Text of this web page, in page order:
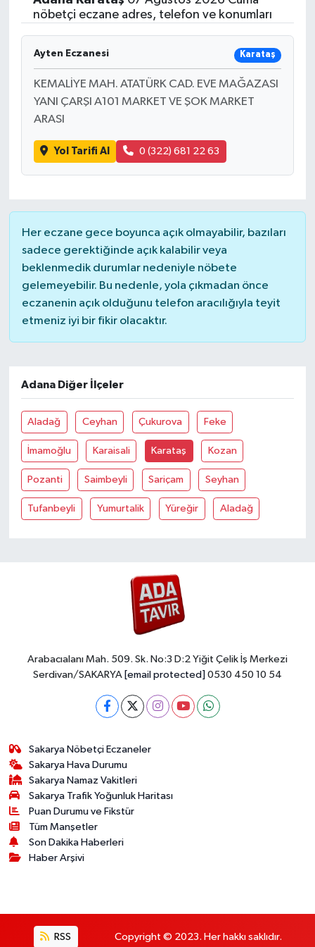
nöbetçi eczane adres, telefon ve konumları
Ayten Eczanesi Karataş
KEMALİYE MAH. ATATÜRK CAD. EVE MAĞAZASI
YANI ÇARŞI A101 MARKET VE ŞOK MARKET
ARASI
Yol Tarifi Al 0 (322) 681 22 63
Her eczane gece boyunca açık olmayabilir, bazıları
sadece gerektiğinde açık kalabilir veya
beklenmedik durumlar nedeniyle nöbete
gelemeyebilir. Bu nedenle, yola çıkmadan önce
eczanenin açık olduğunu telefon aracılığıyla teyit
etmeniz iyi bir fikir olacaktır.
Adana Diğer İlçeler
Aladağ Ceyhan Çukurova Feke
İmamoğlu Karaisali Karataş Kozan
Pozanti Saimbeyli Sariçam Seyhan
Tufanbeyli Yumurtalik Yüreğir Aladağ
Arabacıalanı Mah. 509. Sk. No:3 D:2 Yiğit Çelik İş Merkezi
Serdivan/SAKARYA [email protected] 0530 450 10 54
Sakarya Nöbetçi Eczaneler
Sakarya Hava Durumu
Sakarya Namaz Vakitleri
Sakarya Trafik Yoğunluk Haritası
Puan Durumu ve Fikstür
Tüm Manşetler
Son Dakika Haberleri
Haber Arşivi
RSS Copyright © 2023. Her hakkı saklıdır.